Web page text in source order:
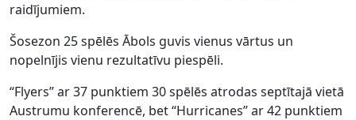
raidījumiem.
Šosezon 25 spēlēs Ābols guvis vienus vārtus un
nopelnījis vienu rezultatīvu piespēli.
“Flyers” ar 37 punktiem 30 spēlēs atrodas septītajā vietā
Austrumu konferencē, bet “Hurricanes” ar 42 punktiem